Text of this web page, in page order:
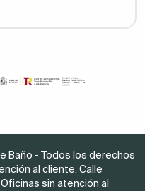
Baño - Todos los derechos
al cliente. Calle
sin atención al